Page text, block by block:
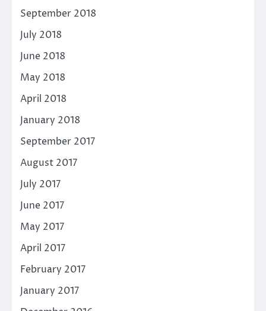
September 2018
July 2018
June 2018
May 2018
April 2018
January 2018
September 2017
August 2017
July 2017
June 2017
May 2017
April 2017
February 2017
January 2017